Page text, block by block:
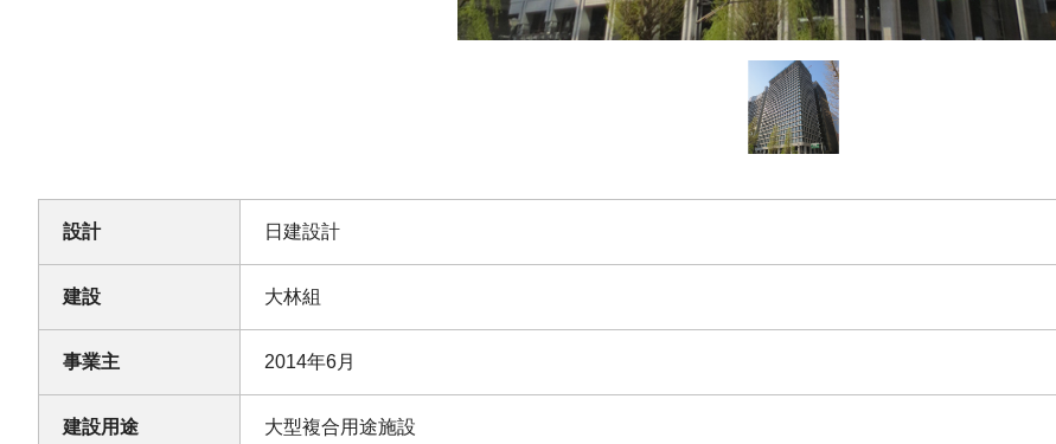
設計 日建設計
建設 大林組
事業主 2014年6月
建設用途 大型複合用途施設